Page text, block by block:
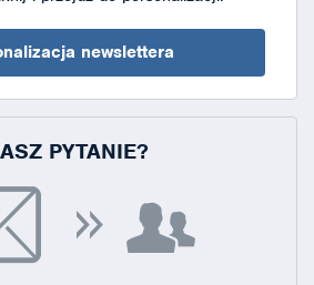
newslettera
PYTANIE?